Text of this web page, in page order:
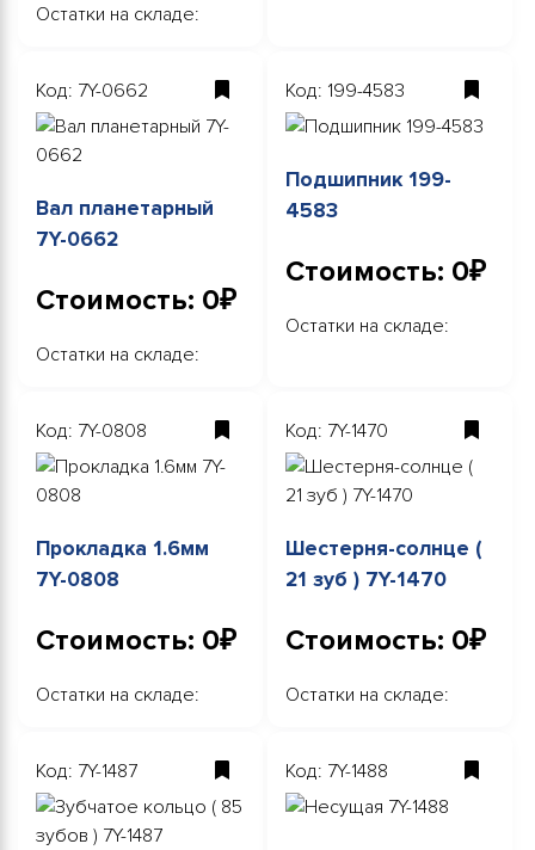
Остатки на складе:
Код: 7Y-0662
Вал планетарный
7Y-0662
Стоимость: 0₽
Остатки на складе:
Код: 199-4583
Подшипник 199-
4583
Стоимость: 0₽
Остатки на складе:
Код: 7Y-0808
Прокладка 1.6мм
7Y-0808
Стоимость: 0₽
Остатки на складе:
Код: 7Y-1470
Шестерня-солнце (
21 зуб ) 7Y-1470
Стоимость: 0₽
Остатки на складе:
Код: 7Y-1487 Код: 7Y-1488